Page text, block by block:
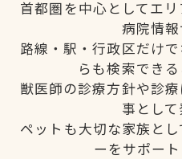
首都圏を中心としてエ
病院情報
路線・駅・行政区だけ
らも検索できる
獣医師の診療方針や診
事として
ペットも大切な家族と
ーをサポート